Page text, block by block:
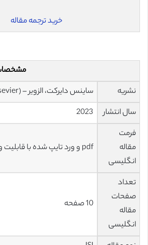
خرید ترجمه مقاله
نشریه
ساینس دایرکت، الزویر – (Sciencedirect – Elsevier)
سال انتشار
2023
فرمت
مقاله
انگلیسی
pdf و ورد تایپ شده با قابلیت ویرایش
تعداد
صفحات
مقاله
انگلیسی
10 صفحه